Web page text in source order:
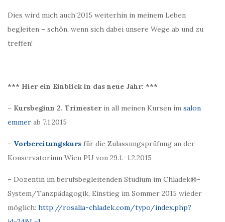
Dies wird mich auch 2015 weiterhin in meinem Leben
begleiten – schön, wenn sich dabei unsere Wege ab und zu
treffen!
*** Hier ein Einblick in das neue Jahr: ***
– Kursbeginn 2. Trimesterin all meinen Kursen im salon
emmer ab 7.1.2015
– Vorbereitungskurs für die Zulassungsprüfung an der
Konservatorium Wien PU von 29.1.-1.2.2015
– Dozentin im berufsbegleitenden Studium im Chladek®-
System/Tanzpädagogik, Einstieg im Sommer 2015 wieder
möglich: http://rosalia-chladek.com/typo/index.php?